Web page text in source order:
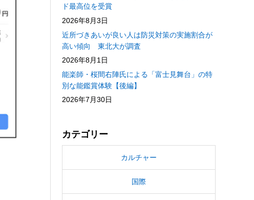
ド最高位を受賞
2026年8月3日
近所づきあいが良い人は防災対策の実施割合が
高い傾向 東北大が調査
2026年8月1日
能楽師・桜間右陣氏による「富士見舞台」の特
別な能鑑賞体験【後編】
2026年7月30日
カテゴリー
カルチャー
国際